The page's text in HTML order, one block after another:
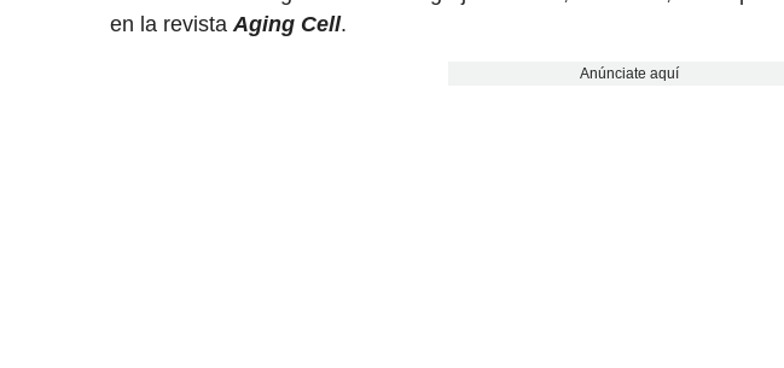
en la revistaAging Cell.
Anúnciate aquí